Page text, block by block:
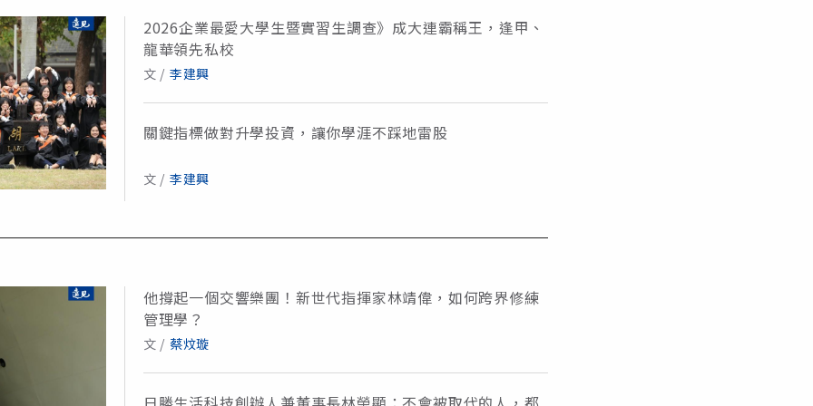
2026企業最愛大學生暨實習生調查》成大連霸稱王，逢甲、
龍華領先私校
文 / 李建興
關鍵指標做對升學投資，讓你學涯不踩地雷股
文 / 李建興
他撐起一個交響樂團！新世代指揮家林靖偉，如何跨界修練
管理學？
文 / 蔡炆璇